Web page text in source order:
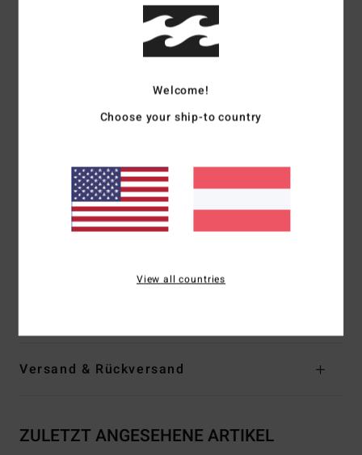
Frauen Schwarz Babydoll-Kleid
Farbcodebpb
leichte Viskose
Ärmel:Lange Puffärmel
Verschluss:Mit passendem Stoff überzogene Knöpfe am
Ausschnitt
Logo:Metallplakette
Versand & Rückversand
ZULETZT ANGESEHENE ARTIKEL
Welcome!
Choose your ship-to country
View all countries